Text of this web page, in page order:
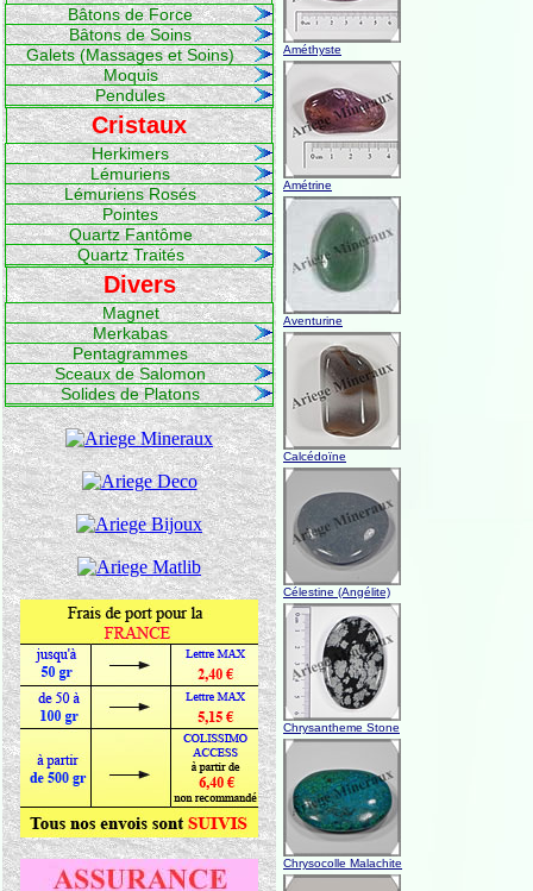
Bâtons de Force
Bâtons de Soins
Galets (Massages et Soins)
Moquis
Pendules
Cristaux
Herkimers
Lémuriens
Lémuriens Rosés
Pointes
Quartz Fantôme
Quartz Traités
Divers
Magnet
Merkabas
Pentagrammes
Sceaux de Salomon
Solides de Platons
Améthyste
Amétrine
Aventurine
Calcédoïne
Célestine (Angélite)
Chrysantheme Stone
Chrysocolle Malachite